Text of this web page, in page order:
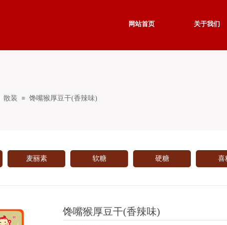
散装 ≡ 馋嘴猴厚豆干(香辣味)
麦丽素 软糖 硬糖 喜
馋嘴猴厚豆干(香辣味)
网站首页 关于我们